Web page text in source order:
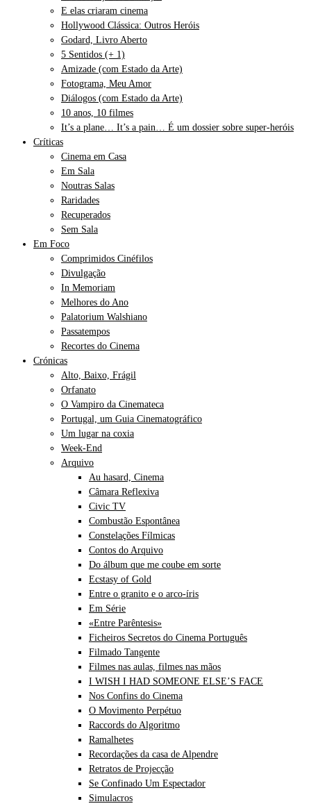
E elas criaram cinema
Hollywood Clássica: Outros Heróis
Godard, Livro Aberto
5 Sentidos (+ 1)
Amizade (com Estado da Arte)
Fotograma, Meu Amor
Diálogos (com Estado da Arte)
10 anos, 10 filmes
It’s a plane… It’s a pain… É um dossier sobre super-heróis
Críticas
Cinema em Casa
Em Sala
Noutras Salas
Raridades
Recuperados
Sem Sala
Em Foco
Comprimidos Cinéfilos
Divulgação
In Memoriam
Melhores do Ano
Palatorium Walshiano
Passatempos
Recortes do Cinema
Crónicas
Alto, Baixo, Frágil
Orfanato
O Vampiro da Cinemateca
Portugal, um Guia Cinematográfico
Um lugar na coxia
Week-End
Arquivo
Au hasard, Cinema
Câmara Reflexiva
Civic TV
Combustão Espontânea
Constelações Fílmicas
Contos do Arquivo
Do álbum que me coube em sorte
Ecstasy of Gold
Entre o granito e o arco-íris
Em Série
«Entre Parêntesis»
Ficheiros Secretos do Cinema Português
Filmado Tangente
Filmes nas aulas, filmes nas mãos
I WISH I HAD SOMEONE ELSE’S FACE
Nos Confins do Cinema
O Movimento Perpétuo
Raccords do Algoritmo
Ramalhetes
Recordações da casa de Alpendre
Retratos de Projecção
Se Confinado Um Espectador
Simulacros